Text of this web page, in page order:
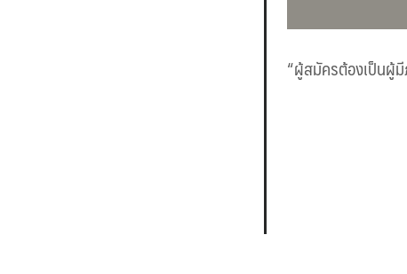
“ผู้สมัครต้องเป็นผู้มี